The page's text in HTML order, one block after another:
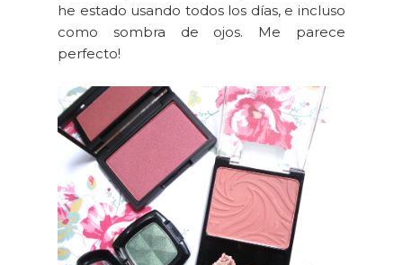
he estado usando todos los días, e incluso
como sombra de ojos. Me parece
perfecto!